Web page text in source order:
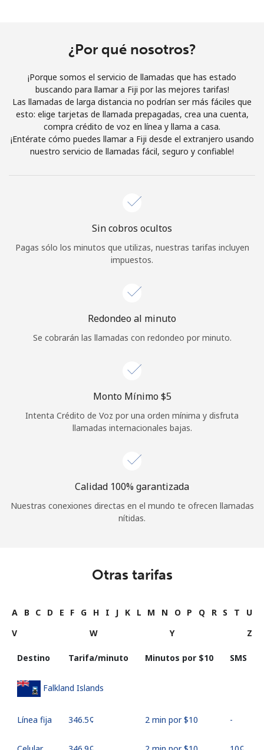
Únete
¡Hola!
Inicia sesión oREGÍSTRATE →
¿Olvidaste tu contraseña? →
o
Continuar con
¿Por qué nosotros?
¡Porque somos el servicio de llamadas que has estado
buscando para llamar a Fiji por las mejores tarifas!
Las llamadas de larga distancia no podrían ser más fáciles que
esto: elige tarjetas de llamada prepagadas, crea una cuenta,
compra crédito de voz en línea y llama a casa.
¡Entérate cómo puedes llamar a Fiji desde el extranjero usando
nuestro servicio de llamadas fácil, seguro y confiable!
Sin cobros ocultos
Pagas sólo los minutos que utilizas, nuestras tarifas incluyen
impuestos.
Redondeo al minuto
Se cobrarán las llamadas con redondeo por minuto.
Monto Mínimo ⁦$5⁩
Intenta Crédito de Voz por una orden mínima y disfruta
llamadas internacionales bajas.
Calidad 100% garantizada
Nuestras conexiones directas en el mundo te ofrecen llamadas
nítidas.
Otras tarifas
A B C D E F G H I J K L M N O P Q R S T
U
V
W Y Z
Destino Tarifa/minuto Minutos por ⁦$10⁩ SMS
Falkland Islands
Línea fija ⁦346.5¢⁩ 2 min por ⁦$10⁩ -